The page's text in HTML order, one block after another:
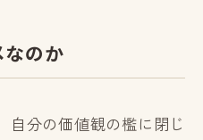
なのか
自分の価値観の檻に閉じ